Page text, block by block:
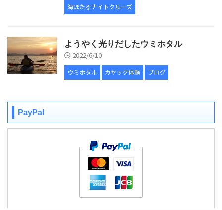
海ほたるナイトクルーズ
ようやく光りだしたウミホタル
2022/6/10
ウミホタル カヤック体験 ブログ
PayPal